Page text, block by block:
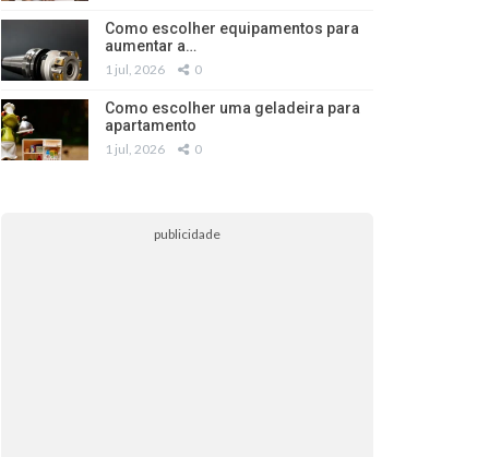
Como escolher equipamentos para
aumentar a…
1 jul, 2026 0
Como escolher uma geladeira para
apartamento
1 jul, 2026 0
publicidade